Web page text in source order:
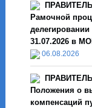
Рамочной
31.07.2026 в
06.08.2026
Положения о
компенсаций